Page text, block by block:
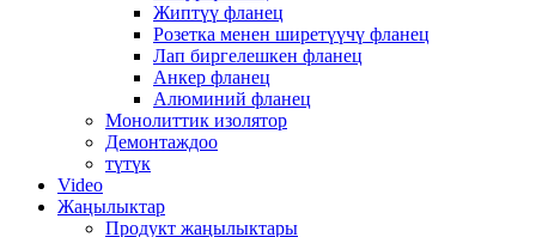
Жиптүү фланец
Розетка менен ширетүүчү фланец
Лап биргелешкен фланец
Анкер фланец
Алюминий фланец
Монолиттик изолятор
Демонтаждоо
түтүк
Video
Жаңылыктар
Продукт жаңылыктары